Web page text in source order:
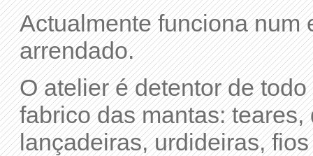
Actualmente funciona num
arrendado.
O atelier é detentor de
fabrico das mantas:
lançadeiras, urdideiras,